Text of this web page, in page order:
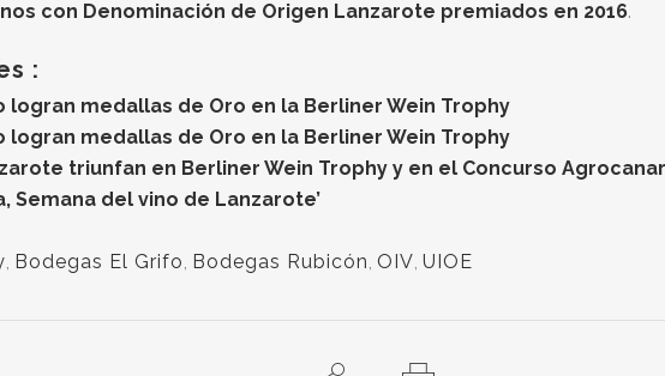
con Denominación de Origen Lanzarote premiados en 2016.
:
logran medallas de Oro en la Berliner Wein Trophy
logran medallas de Oro en la Berliner Wein Trophy
triunfan en Berliner Wein Trophy y en el Concurso
Semana del vino de Lanzarote’
, Bodegas El Grifo, Bodegas Rubicón, OIV, UIOE